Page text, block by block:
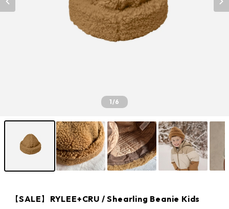
1/6
【SALE】RYLEE+CRU / Shearling Beanie Kids